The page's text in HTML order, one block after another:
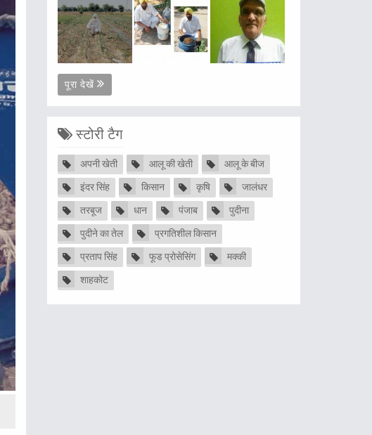
पूरा देखें
स्टोरी टैग
अपनी खेती आलू की खेती
आलू के बीज
इंदर सिंह
किसान कृषि
जालंधर
तरबूज
धान पंजाब
पुदीना
पुदीने का तेल
प्रगतिशील किसान
प्रताप सिंह
फूड प्रोसेसिंग
मक्की
शाहकोट